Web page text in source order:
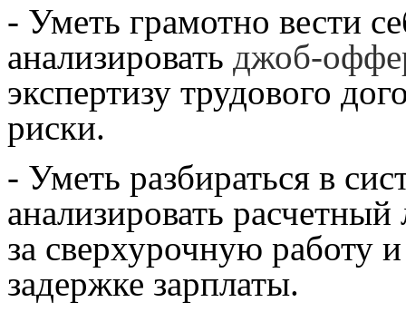
- Уметь грамотно вести
анализировать джоб-
экспертизу трудового
риски.
- Уметь разбираться в
анализировать
за сверхурочную работу
задержке зарплаты.